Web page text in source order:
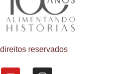
reservados